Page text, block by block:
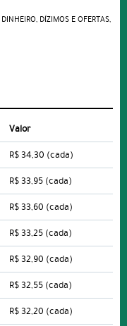
DINHEIRO, DÍZIMOS E OFERTAS,
Valor
R$ 34,30 (cada)
R$ 33,95 (cada)
R$ 33,60 (cada)
R$ 33,25 (cada)
R$ 32,90 (cada)
R$ 32,55 (cada)
R$ 32,20 (cada)